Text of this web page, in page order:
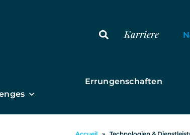
Karriere
Errungenschaften